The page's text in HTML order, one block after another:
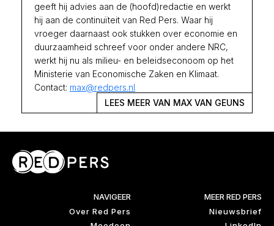
geeft hij advies aan de (hoofd)redactie en werkt
hij aan de continuïteit van Red Pers. Waar hij
vroeger daarnaast ook stukken over economie en
duurzaamheid schreef voor onder andere NRC,
werkt hij nu als milieu- en beleidseconoom op het
Ministerie van Economische Zaken en Klimaat.
Contact: max@redpers.nl
LEES MEER VAN MAX VAN GEUNS
NAVIGEER
Over Red Pers
MEER RED PERS
Nieuwsbrief